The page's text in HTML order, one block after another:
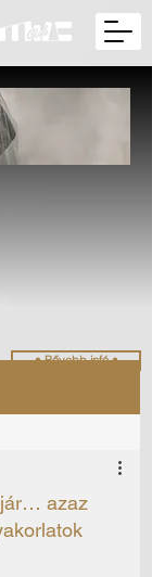
azaz
• Bővebb infó •